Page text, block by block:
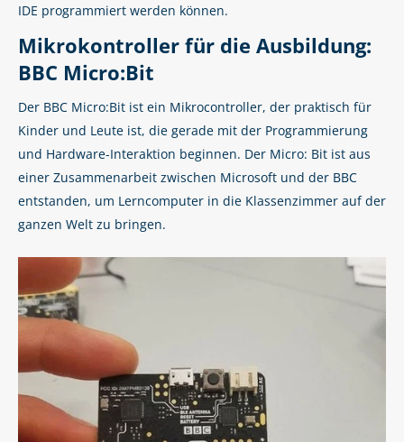
IDE programmiert werden können.
Mikrokontroller für die Ausbildung:
BBC Micro:Bit
Der BBC Micro:Bit ist ein Mikrocontroller, der praktisch für
Kinder und Leute ist, die gerade mit der Programmierung
und Hardware-Interaktion beginnen. Der Micro: Bit ist aus
einer Zusammenarbeit zwischen Microsoft und der BBC
entstanden, um Lerncomputer in die Klassenzimmer auf der
ganzen Welt zu bringen.